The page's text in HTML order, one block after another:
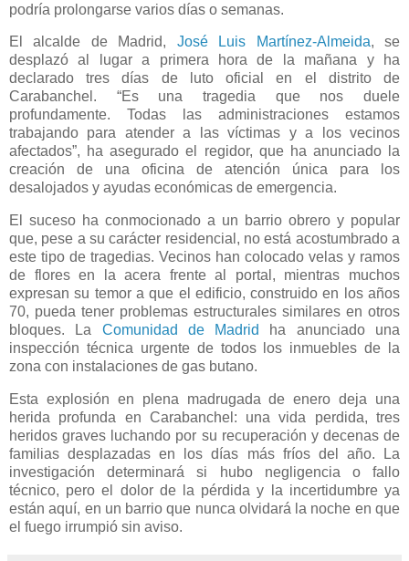
podría prolongarse varios días o semanas.
El alcalde de Madrid, José Luis Martínez-Almeida, se
desplazó al lugar a primera hora de la mañana y ha
declarado tres días de luto oficial en el distrito de
Carabanchel. “Es una tragedia que nos duele
profundamente. Todas las administraciones estamos
trabajando para atender a las víctimas y a los vecinos
afectados”, ha asegurado el regidor, que ha anunciado la
creación de una oficina de atención única para los
desalojados y ayudas económicas de emergencia.
El suceso ha conmocionado a un barrio obrero y popular
que, pese a su carácter residencial, no está acostumbrado a
este tipo de tragedias. Vecinos han colocado velas y ramos
de flores en la acera frente al portal, mientras muchos
expresan su temor a que el edificio, construido en los años
70, pueda tener problemas estructurales similares en otros
bloques. La Comunidad de Madrid
ha anunciado una
inspección técnica urgente de todos los inmuebles de la
zona con instalaciones de gas butano.
Esta explosión en plena madrugada de enero deja una
herida profunda en Carabanchel: una vida perdida, tres
heridos graves luchando por su recuperación y decenas de
familias desplazadas en los días más fríos del año. La
investigación determinará si hubo negligencia o fallo
técnico, pero el dolor de la pérdida y la incertidumbre ya
están aquí, en un barrio que nunca olvidará la noche en que
el fuego irrumpió sin aviso.